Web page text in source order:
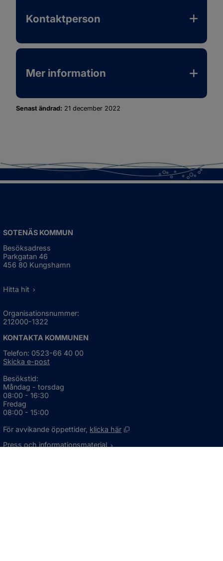
Kontaktperson
Mer information
Senast ändrad: 21 december 2022
SOTENÄS KOMMUN
Besöksadress
Parkgatan 46
456 80 Kungshamn
Hitta hit
Organisationsnummer:
212000-1322
KONTAKTA KOMMUNEN
Telefon: 0523-66 40 00
Skicka e-post
Besökstid:
Måndag - torsdag
08:00 - 16:30
Fredag
08:00 - 15:00
För avvikande öppettider, klicka här
Öppnas i nytt fönster.
Press och informationsmaterial